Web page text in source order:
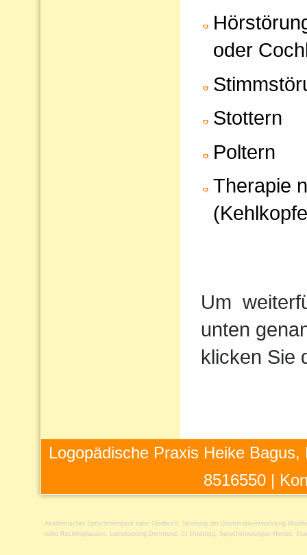
oder
Stottern
Poltern
Therapie
Um
unten
klicken Sie
Logopädische Praxis Heike
8516550 |
Akademischer Sprachtherapeut nahe Gladbeck
Stoerung der Grammatikentwicklung
nahe Recklinghausen
Lernstoerung Dortmund CI Duisburg Sprechstoerungen Herten